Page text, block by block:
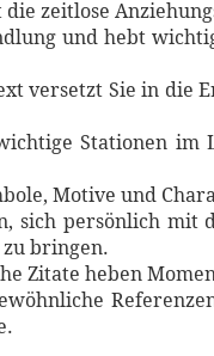
zeitlose
und hebt
versetzt Sie in die
Stationen
Motive und
sich persönlich mit
bringen.
Zitate heben